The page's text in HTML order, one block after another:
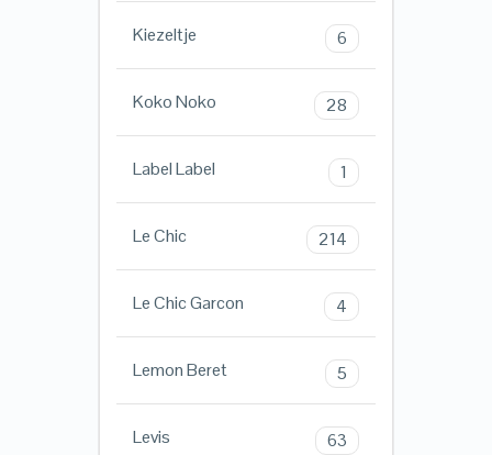
Kiezeltje 6
Koko Noko 28
Label Label 1
Le Chic 214
Le Chic Garcon 4
Lemon Beret 5
Levis 63